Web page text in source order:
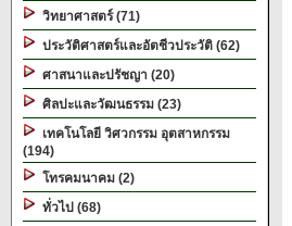
วิทยาศาสตร์ (71)
ประวัติศาสตร์และอัตชีวประวัติ (62)
ศาสนาและปรัชญา (20)
ศิลปะและวัฒนธรรม (23)
เทคโนโลยี วิศวกรรม อุตสาหกรรม
(194)
โทรคมนาคม (2)
ทั่วไป (68)